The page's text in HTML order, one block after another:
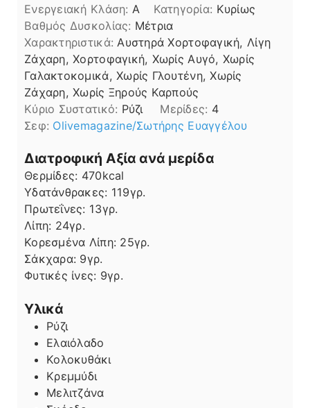
Ενεργειακή Κλάση: A Κατηγορία: Κυρίως
Βαθμός Δυσκολίας: Μέτρια
Χαρακτηριστικά: Αυστηρά Χορτοφαγική, Λίγη
Ζάχαρη, Χορτοφαγική, Χωρίς Αυγό, Χωρίς
Γαλακτοκομικά, Χωρίς Γλουτένη, Χωρίς
Ζάχαρη, Χωρίς Ξηρούς Καρπούς
Kύριο Συστατικό: Ρύζι Μερίδες: 4
Σεφ: Olivemagazine/Σωτήρης Ευαγγέλου
Διατροφική Αξία ανά μερίδα
Θερμίδες: 470kcal
Υδατάνθρακες: 119γρ.
Πρωτεΐνες: 13γρ.
Λίπη
Λίπη: 24γρ.
Κορεσμένα Λίπη: 25γρ.
Σάκχαρα: 9γρ.
Φυτικές ίνες: 9γρ.
Υλικά
Ρύζι
Ελαιόλαδο
Κολοκυθάκι
Κρεμμύδι
Μελιτζάνα